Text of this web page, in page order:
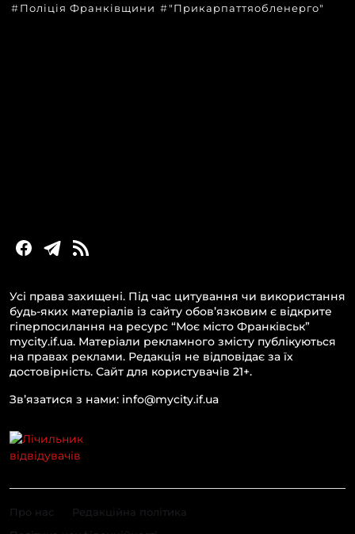
Поліція Франківщини
"Прикарпаттяобленерго"
Усі права захищені. Під час цитування чи використання
будь-яких матеріалів із сайту обов’язковим є відкрите
гіперпосилання на ресурс “Моє місто Франківськ”
mycity.if.ua. Матеріали рекламного змісту публікуються
на правах реклами. Редакція не відповідає за їх
достовірність. Сайт для користувачів 21+.
Зв’язатися з нами: info@mycity.if.ua
Про нас
Редакційна політика